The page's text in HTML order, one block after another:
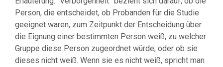
Person, die entscheidet, ob Probanden für die Studie
geeignet waren, zum Zeitpunkt der Entscheidung über
die Eignung einer bestimmten Person weiß, zu welcher
Gruppe diese Person zugeordnet würde, oder ob sie
dieses nicht weiß. Wenn sie es nicht weiß, spricht man